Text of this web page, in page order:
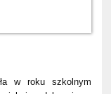
w roku szkolnym